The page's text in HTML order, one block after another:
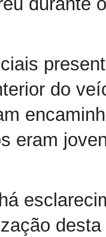
do
eram